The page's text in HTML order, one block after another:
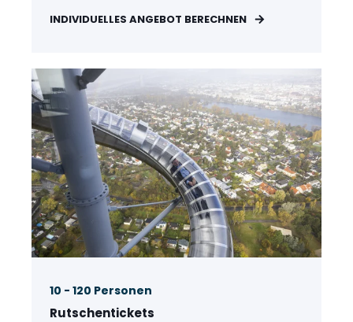
INDIVIDUELLES ANGEBOT BERECHNEN
10 - 120 Personen
Rutschentickets